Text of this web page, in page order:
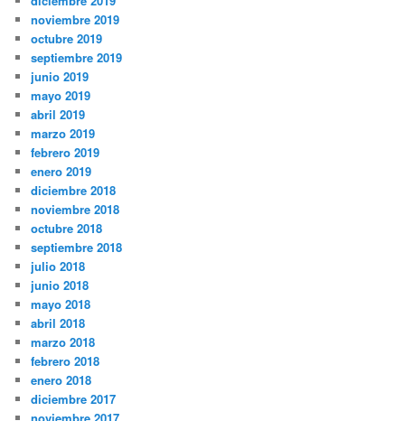
noviembre 2019
octubre 2019
septiembre 2019
junio 2019
mayo 2019
abril 2019
marzo 2019
febrero 2019
enero 2019
diciembre 2018
noviembre 2018
octubre 2018
septiembre 2018
julio 2018
junio 2018
mayo 2018
abril 2018
marzo 2018
febrero 2018
enero 2018
diciembre 2017
noviembre 2017